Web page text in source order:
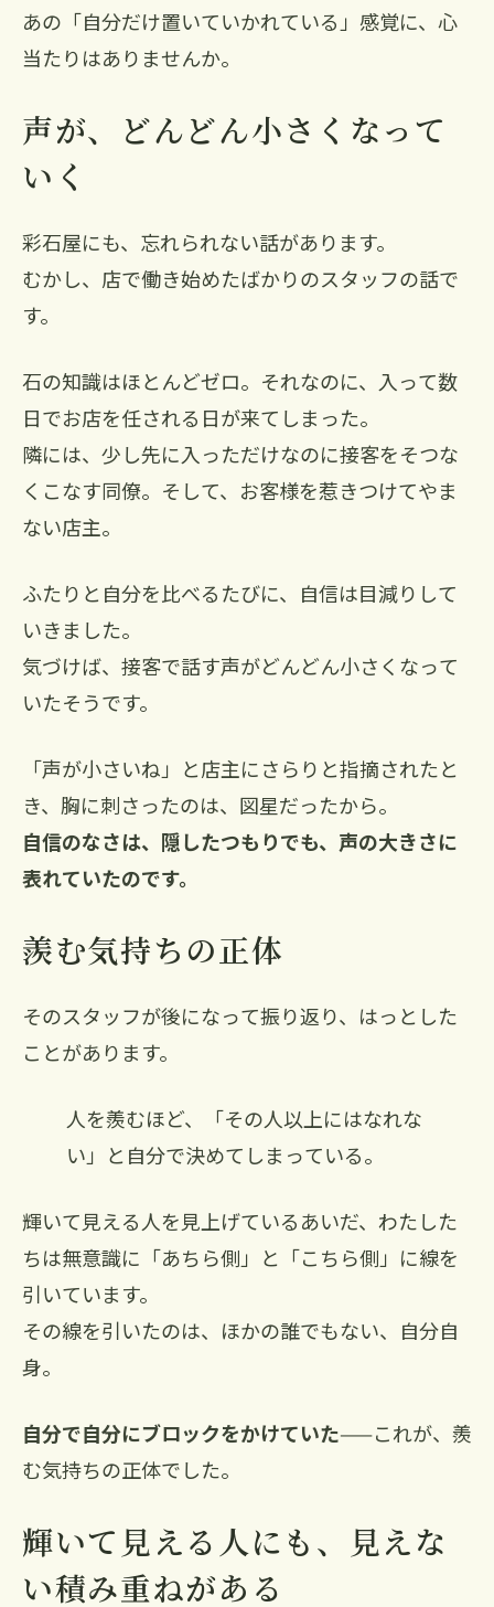
あの「自分だけ置いていかれている」感覚に、心
当たりはありませんか。
声が、どんどん小さくなって
いく
彩石屋にも、忘れられない話があります。
むかし、店で働き始めたばかりのスタッフの話で
す。
石の知識はほとんどゼロ。それなのに、入って数
日でお店を任される日が来てしまった。
隣には、少し先に入っただけなのに接客をそつな
くこなす同僚。そして、お客様を惹きつけてやま
ない店主。
ふたりと自分を比べるたびに、自信は目減りして
いきました。
気づけば、接客で話す声がどんどん小さくなって
いたそうです。
「声が小さいね」と店主にさらりと指摘されたと
き、胸に刺さったのは、図星だったから。
自信のなさは、隠したつもりでも、声の大きさに
表れていたのです。
羨む気持ちの正体
そのスタッフが後になって振り返り、はっとした
ことがあります。
人を羨むほど、「その人以上にはなれな
い」と自分で決めてしまっている。
輝いて見える人を見上げているあいだ、わたした
ちは無意識に「あちら側」と「こちら側」に線を
引いています。
その線を引いたのは、ほかの誰でもない、自分自
身。
自分で自分にブロックをかけていた——これが、羨
む気持ちの正体でした。
輝いて見える人にも、見えな
い積み重ねがある